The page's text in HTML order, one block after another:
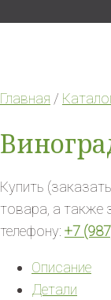
Главная /
Купить
товара, а также
телефону: +7
Описание
Детали